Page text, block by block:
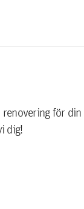
för
dig!